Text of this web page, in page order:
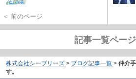
＜ 前のページ
記事一覧ペー
株式会社シーブリーズ > ブログ記事一覧 > 仲介
す。